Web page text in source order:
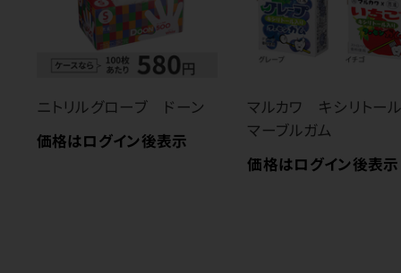
ニトリルグローブ ドーン
価格はログイン後表示
マルカワ キシリトー
マーブルガム
価格はログイン後表示